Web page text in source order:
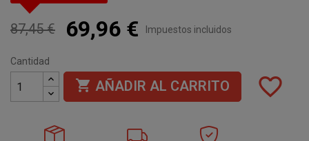
87,45 € 69,96 € Impuestos incluidos
Cantidad
 AÑADIR AL CARRITO favorite_border